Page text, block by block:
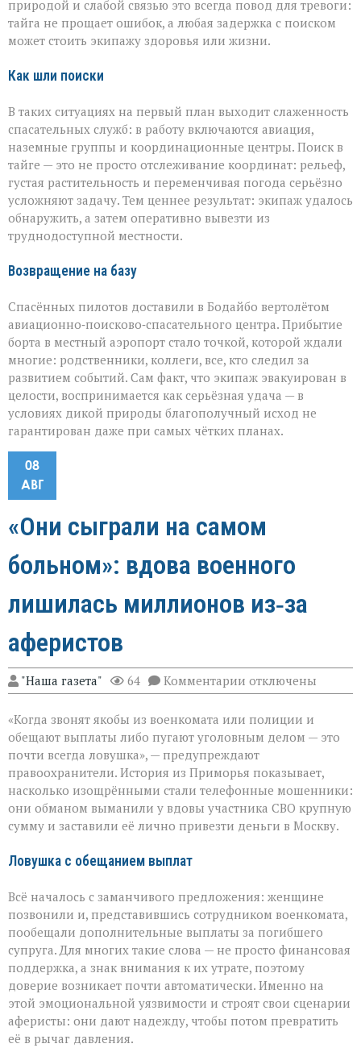
природой и слабой связью это всегда повод для тревоги:
тайга не прощает ошибок, а любая задержка с поиском
может стоить экипажу здоровья или жизни.
Как шли поиски
В таких ситуациях на первый план выходит слаженность
спасательных служб: в работу включаются авиация,
наземные группы и координационные центры. Поиск в
тайге — это не просто отслеживание координат: рельеф,
густая растительность и переменчивая погода серьёзно
усложняют задачу. Тем ценнее результат: экипаж удалось
обнаружить, а затем оперативно вывезти из
труднодоступной местности.
Возвращение на базу
Спасённых пилотов доставили в Бодайбо вертолётом
авиационно‑поисково‑спасательного центра. Прибытие
борта в местный аэропорт стало точкой, которой ждали
многие: родственники, коллеги, все, кто следил за
развитием событий. Сам факт, что экипаж эвакуирован в
целости, воспринимается как серьёзная удача — в
условиях дикой природы благополучный исход не
гарантирован даже при самых чётких планах.
08
АВГ
«Они сыграли на самом
больном»: вдова военного
лишилась миллионов из‑за
аферистов
"Наша газета" 64 Комментарии к
записи
сыграли
на
самом
больном»:
вдова
военного
лишилась
миллионов
из‑за
отключены
«Когда звонят якобы из военкомата или полиции и
обещают выплаты либо пугают уголовным делом — это
почти всегда ловушка», — предупреждают
правоохранители. История из Приморья показывает,
насколько изощрёнными стали телефонные мошенники:
они обманом выманили у вдовы участника СВО крупную
сумму и заставили её лично привезти деньги в Москву.
Ловушка с обещанием выплат
Всё началось с заманчивого предложения: женщине
позвонили и, представившись сотрудником военкомата,
пообещали дополнительные выплаты за погибшего
супруга. Для многих такие слова — не просто финансовая
поддержка, а знак внимания к их утрате, поэтому
доверие возникает почти автоматически. Именно на
этой эмоциональной уязвимости и строят свои сценарии
аферисты: они дают надежду, чтобы потом превратить
её в рычаг давления.